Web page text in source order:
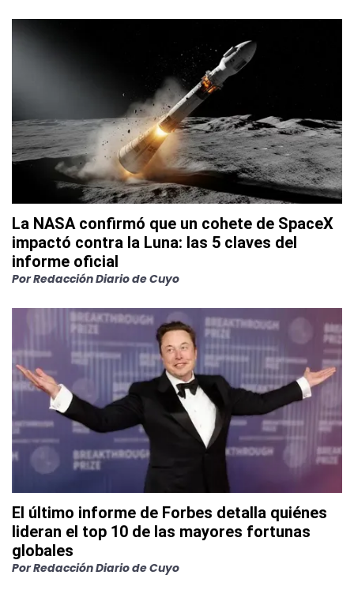
La NASA confirmó que un cohete de SpaceX
impactó contra la Luna: las 5 claves del
informe oficial
PorRedacción Diario de Cuyo
El último informe de Forbes detalla quiénes
lideran el top 10 de las mayores fortunas
globales
PorRedacción Diario de Cuyo